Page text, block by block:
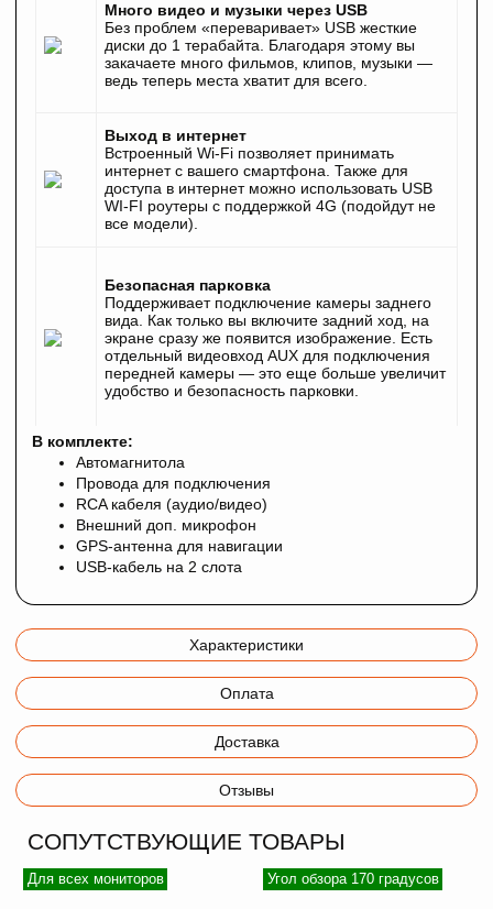
Много видео и музыки через USB
Без проблем «переваривает» USB жесткие
диски до 1 терабайта. Благодаря этому вы
закачаете много фильмов, клипов, музыки —
ведь теперь места хватит для всего.
Выход в интернет
Встроенный Wi-Fi позволяет принимать
интернет с вашего смартфона. Также для
доступа в интернет можно использовать USB
WI-FI роутеры с поддержкой 4G (подойдут не
все модели).
Безопасная парковка
Поддерживает подключение камеры заднего
вида. Как только вы включите задний ход, на
экране сразу же появится изображение. Есть
отдельный видеовход AUX для подключения
передней камеры — это еще больше увеличит
удобство и безопасность парковки.
В комплекте:
Автомагнитола
Провода для подключения
RCA кабеля (аудио/видео)
Внешний доп. микрофон
GPS-антенна для навигации
USB-кабель на 2 слота
Характеристики
Оплата
Доставка
Отзывы
СОПУТСТВУЮЩИЕ ТОВАРЫ
Для всех мониторов Угол обзора 170 градусов